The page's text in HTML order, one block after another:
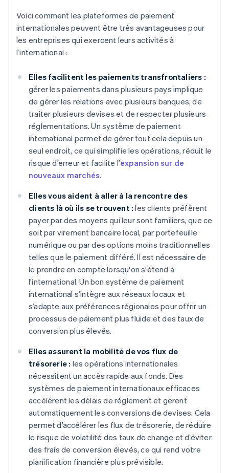
Voici comment les plateformes de paiement
internationales peuvent être très avantageuses pour
les entreprises qui exercent leurs activités à
l’international :
Elles facilitent les paiements transfrontaliers :
gérer les paiements dans plusieurs pays implique
de gérer les relations avec plusieurs banques, de
traiter plusieurs devises et de respecter plusieurs
réglementations. Un système de paiement
international permet de gérer tout cela depuis un
seul endroit, ce qui simplifie les opérations, réduit le
risque d’erreur et facilite l’expansion sur de
nouveaux marchés.
Elles vous aident à aller à la rencontre des
clients là où ils se trouvent : les clients préfèrent
payer par des moyens qui leur sont familiers, que ce
soit par virement bancaire local, par portefeuille
numérique ou par des options moins traditionnelles
telles que le paiement différé. Il est nécessaire de
le prendre en compte lorsqu'on s'étend à
l'international. Un bon système de paiement
international s’intègre aux réseaux locaux et
s’adapte aux préférences régionales pour offrir un
processus de paiement plus fluide et des taux de
conversion plus élevés.
Elles assurent la mobilité de vos flux de
trésorerie : les opérations internationales
nécessitent un accès rapide aux fonds. Des
systèmes de paiement internationaux efficaces
accélèrent les délais de règlement et gèrent
automatiquement les conversions de devises. Cela
permet d’accélérer les flux de trésorerie, de réduire
le risque de volatilité des taux de change et d’éviter
des frais de conversion élevés, ce qui rend votre
planification financière plus prévisible.